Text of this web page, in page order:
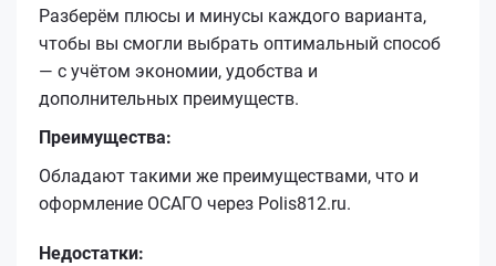
Разберём плюсы и минусы каждого варианта,
чтобы вы смогли выбрать оптимальный способ
— с учётом экономии, удобства и
дополнительных преимуществ.
Преимущества:
Обладают такими же преимуществами, что и
оформление ОСАГО через Polis812.ru.
Недостатки: